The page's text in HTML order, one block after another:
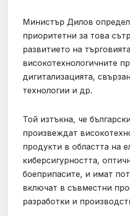
Министър Дилов
приоритетни за това
развитието на
високотехнологичните
дигитализацията,
технологии и др.
Той изтъкна, че
произвеждат
продукти в областта на
киберсигурността,
боеприпасите, и имат
включат в съвместни
разработки и